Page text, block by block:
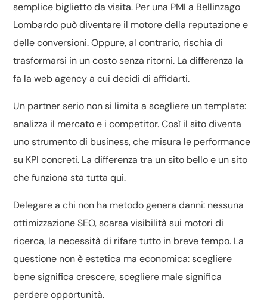
semplice biglietto da visita. Per una PMI a Bellinzago
Lombardo può diventare il motore della reputazione e
delle conversioni. Oppure, al contrario, rischia di
trasformarsi in un costo senza ritorni. La differenza la
fa la web agency a cui decidi di affidarti.
Un partner serio non si limita a scegliere un template:
analizza il mercato e i competitor. Così il sito diventa
uno strumento di business, che misura le performance
su KPI concreti. La differenza tra un sito bello e un sito
che funziona sta tutta qui.
Delegare a chi non ha metodo genera danni: nessuna
ottimizzazione SEO, scarsa visibilità sui motori di
ricerca, la necessità di rifare tutto in breve tempo. La
questione non è estetica ma economica: scegliere
bene significa crescere, scegliere male significa
perdere opportunità.